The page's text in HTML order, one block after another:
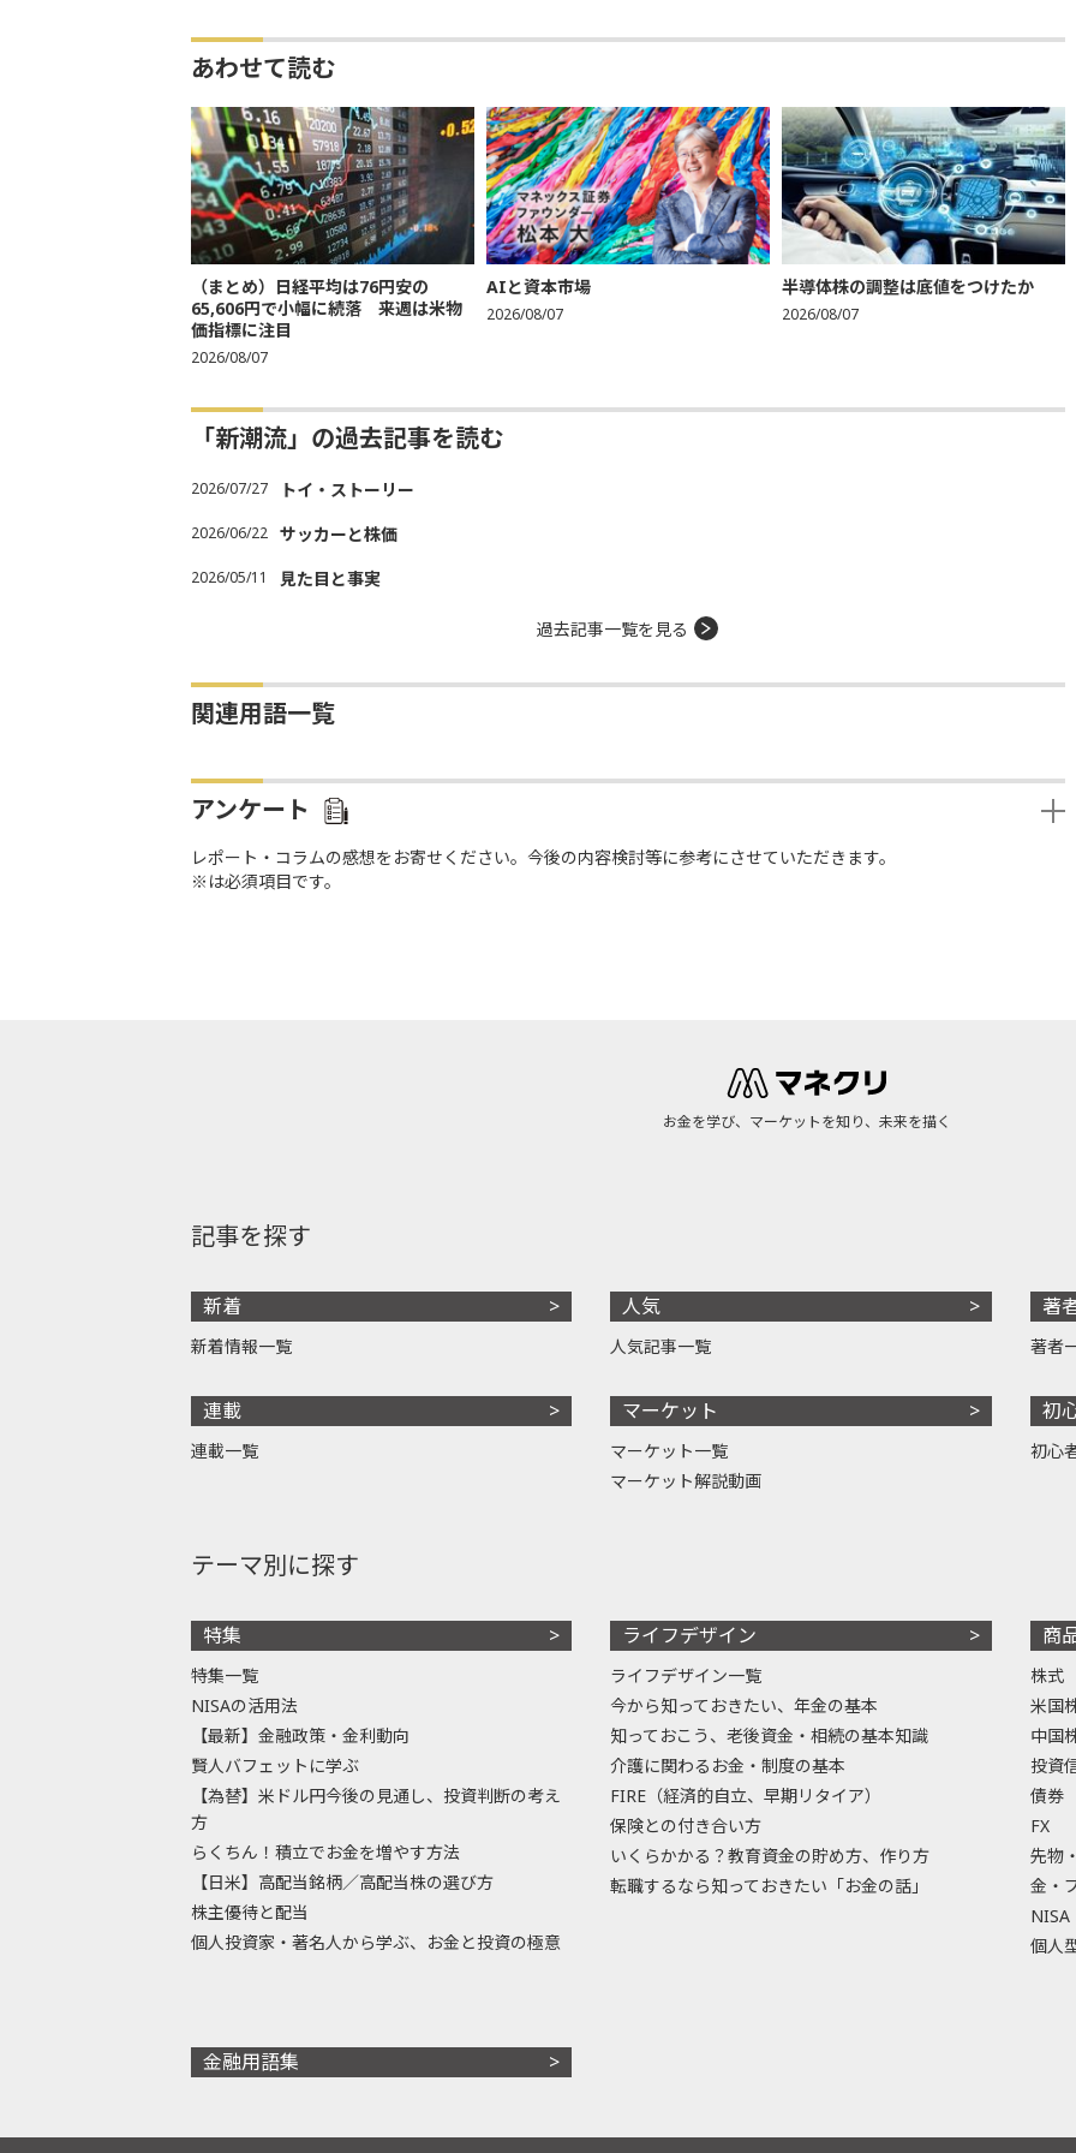
あわせて読む
（まとめ）日経平均は76円安の
65,606円で小幅に続落 来週は米物
価指標に注目
2026/08/07
AIと資本市場
2026/08/07
半導体株の調整は底値をつけたか
2026/08/07
「新潮流」の過去記事を読む
2026/07/27 トイ・ストーリー
2026/06/22 サッカーと株価
2026/05/11 見た目と事実
過去記事一覧を見る
関連用語一覧
アンケート
レポート・コラムの感想をお寄せください。今後の内容検討等に参考にさせていただきます。
※は必須項目です。
お金を学び、マーケットを知り、未来を描く
記事を探す
新着
新着情報一覧
連載
連載一覧
人気
人気記事一覧
マーケット
マーケット一覧
マーケット解説動画
著
著者
初
初心
テーマ別に探す
特集
特集一覧
NISAの活用法
【最新】金融政策・金利動向
賢人バフェットに学ぶ
【為替】米ドル円今後の見通し、投資判断の考え
方
らくちん！積立でお金を増やす方法
【日米】高配当銘柄／高配当株の選び方
株主優待と配当
個人投資家・著名人から学ぶ、お金と投資の極意
ライフデザイン
ライフデザイン一覧
今から知っておきたい、年金の基本
知っておこう、老後資金・相続の基本知識
介護に関わるお金・制度の基本
FIRE（経済的自立、早期リタイア）
保険との付き合い方
いくらかかる？教育資金の貯め方、作り方
転職するなら知っておきたい「お金の話」
商
株式
米国
中国
投資
債券
FX
先物
金・
NISA
個人
金融用語集